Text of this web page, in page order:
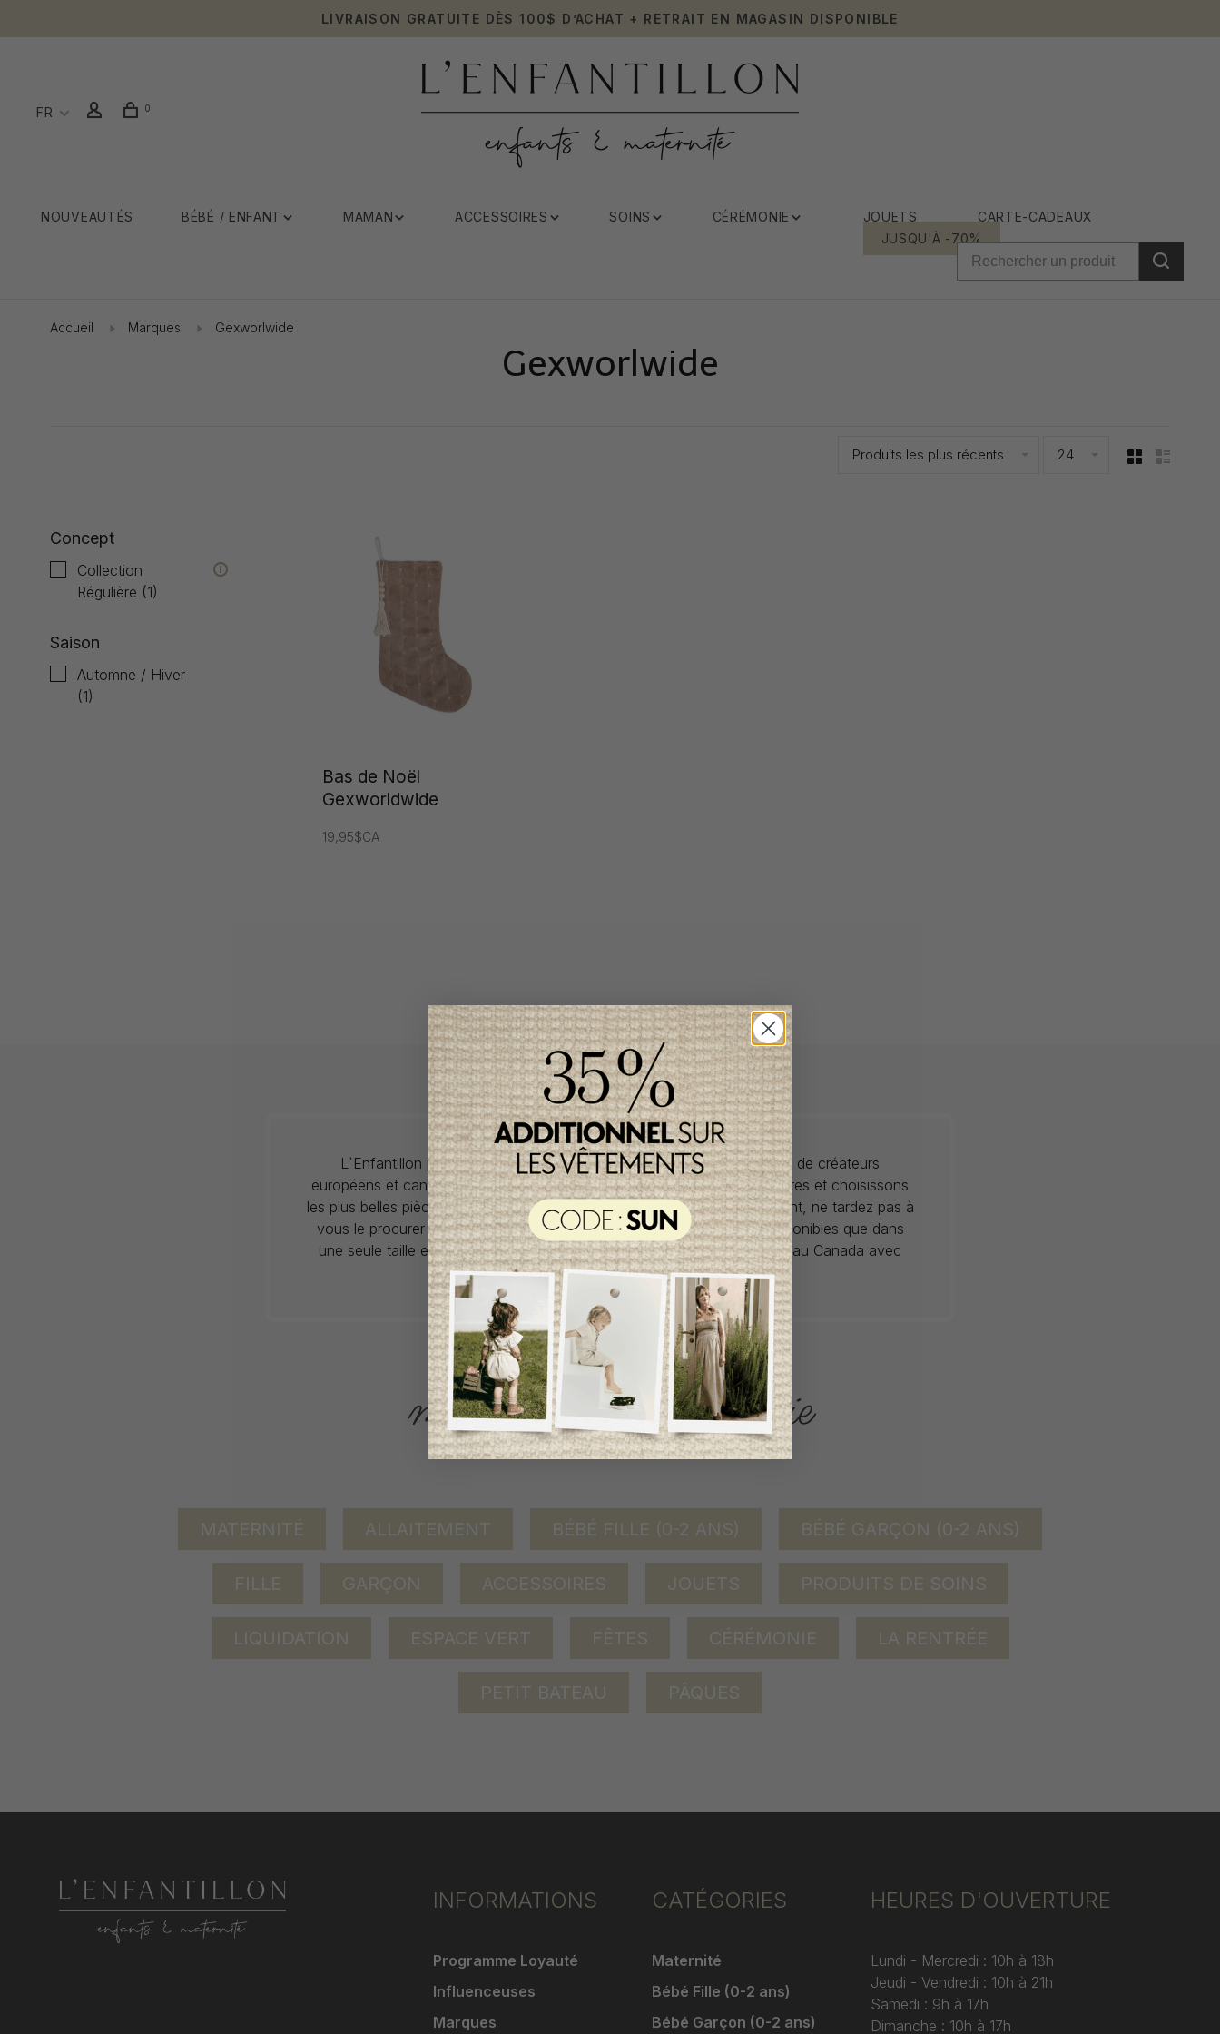
LIVRAISON GRATUITE DÈS 100$ D’ACHAT + RETRAIT EN MAGASIN DISPONIBLE
FR 0
NOUVEAUTÉS BÉBÉ / ENFANT MAMAN ACCESSOIRES SOINS CÉRÉMONIE JOUETS
CARTE-CADEAUX
JUSQU'À -70%
Accueil Marques Gexworlwide
Gexworlwide
Produits les plus récents 24
Concept
Collection
Régulière (1)
Saison
Automne / Hiver
(1)
Bas de Noël
Gexworldwide
19,95$CA
L`Enfantillon propose des collections pour de vêtements pour bébés de créateurs
européens et canadiens à prix imbattables. Nous dénichons les perles rares et choisissons
les plus belles pièces de saisons en saisons. Si un vêtement vous convient, ne tardez pas à
vous le procurer car la plupart du temps, les articles offerts ne sont disponibles que dans
une seule taille et en un seul exemplaire. Profitez de la livraison gratuite au Canada avec
tout achat de 100$ et plus avant taxes.
ACCÈS RAPIDE
magasinez par catégorie
MATERNITÉ ALLAITEMENT BÉBÉ FILLE (0-2 ANS) BÉBÉ GARÇON (0-2 ANS)
FILLE GARÇON ACCESSOIRES JOUETS PRODUITS DE SOINS
LIQUIDATION ESPACE VERT FÊTES CÉRÉMONIE LA RENTRÉE
PETIT BATEAU PÂQUES
INFORMATIONS
Programme Loyauté
Influenceuses
Marques
CATÉGORIES
Maternité
Bébé Fille (0-2 ans)
Bébé Garçon (0-2 ans)
HEURES D'OUVERTURE
Lundi - Mercredi : 10h à 18h
Jeudi - Vendredi : 10h à 21h
Samedi : 9h à 17h
Dimanche : 10h à 17h